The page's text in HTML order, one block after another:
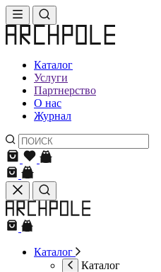
Каталог
Услуги
Партнерство
О нас
Журнал
Каталог
Каталог